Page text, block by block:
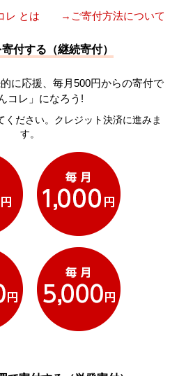
レ とは →ご寄付方法について
付する（継続寄付）
に応援、毎月500円からの寄付で
コレ」になろう!
ください。クレジット決済に進みま
す。